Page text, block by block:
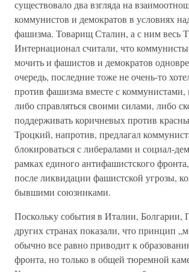
существовало два взгляда на
коммунистов и демократов в условиях
фашизма. Товарищ Сталин, а с ним весь
Интернационал считали, что
мочить и фашистов и демократов
очередь, последние тоже не очень-то
против фашизма вместе с коммунистами,
либо справляться своими силами, либо
поддерживать коричневых против
Троцкий, напротив, предлагал
блокироваться с либералами и социал-
рамках единого антифашистского
после ликвидации фашистской угрозы,
бывшими союзниками.
Поскольку события в Италии, Болгарии,
других странах показали, что принцип
обычно все равно приводит к
фронта, но только в общей тюремной